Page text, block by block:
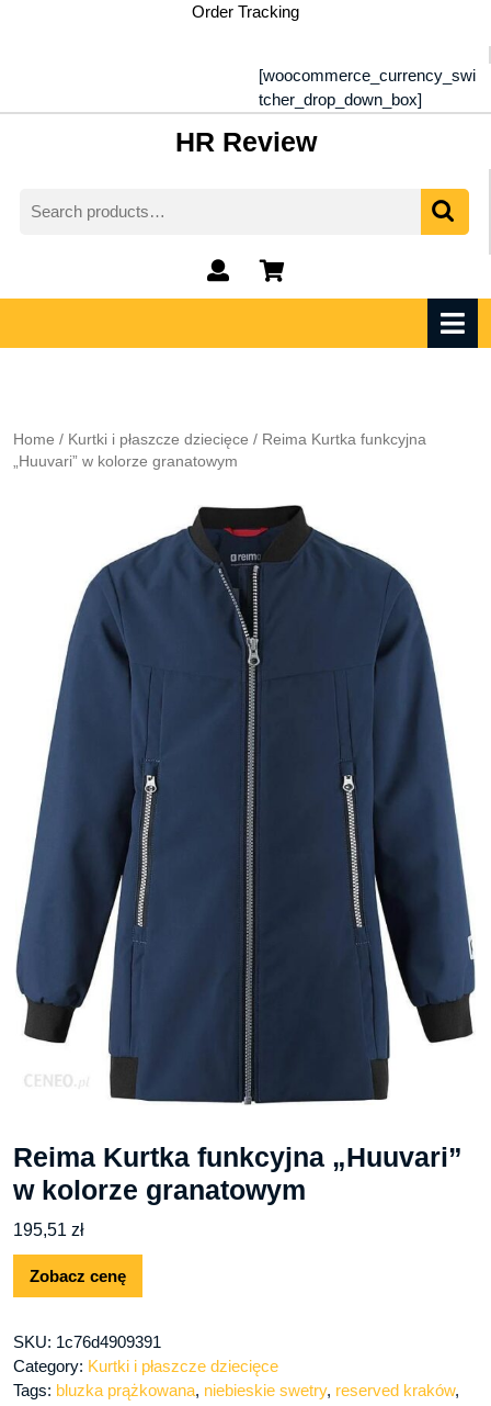
Order Tracking
[woocommerce_currency_swi
tcher_drop_down_box]
HR Review
for:
My
Account
shopping
cart
Home / Kurtki i płaszcze dziecięce / Reima Kurtka funkcyjna
„Huuvari” w kolorze granatowym
Reima Kurtka funkcyjna „Huuvari”
w kolorze granatowym
195,51 zł
Zobacz cenę
SKU: 1c76d4909391
Category: Kurtki i płaszcze dziecięce
Tags: bluzka prążkowana, niebieskie swetry, reserved kraków,